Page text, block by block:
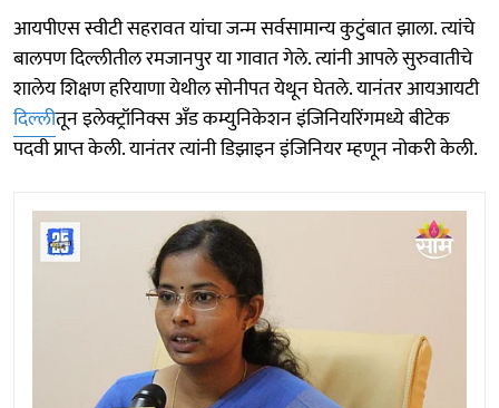
आयपीएस स्वीटी सहरावत यांचा जन्म सर्वसामान्य कुटुंबात झाला. त्यांचे
बालपण दिल्लीतील रमजानपुर या गावात गेले. त्यांनी आपले सुरुवातीचे
शालेय शिक्षण हरियाणा येथील सोनीपत येथून घेतले. यानंतर आयआयटी
दिल्लीतून इलेक्ट्रॉनिक्स अँड कम्युनिकेशन इंजिनियरिंगमध्ये बीटेक
पदवी प्राप्त केली. यानंतर त्यांनी डिझाइन इंजिनियर म्हणून नोकरी केली.